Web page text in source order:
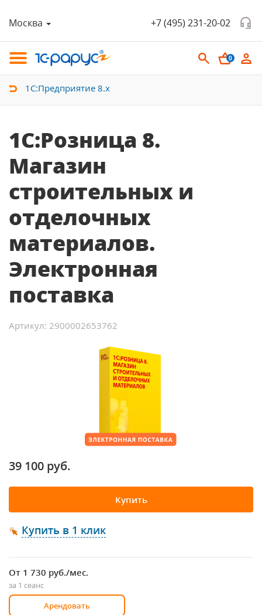
Москва +7 (495) 231-20-02
0
1С:Предприятие 8.х
1С:Розница 8.
Магазин
строительных и
отделочных
материалов.
Электронная
поставка
Артикул: 2900002653762
39 100 руб.
Купить
Купить в 1 клик
От 1 730 руб./мес.
за 1 сеанс
Арендовать